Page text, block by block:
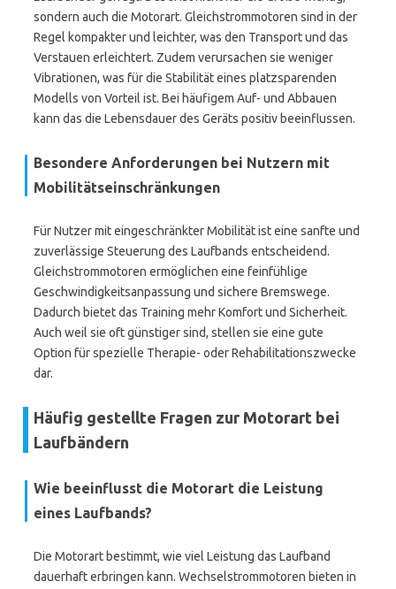
sondern auch die Motorart. Gleichstrommotoren sind in der
Regel kompakter und leichter, was den Transport und das
Verstauen erleichtert. Zudem verursachen sie weniger
Vibrationen, was für die Stabilität eines platzsparenden
Modells von Vorteil ist. Bei häufigem Auf- und Abbauen
kann das die Lebensdauer des Geräts positiv beeinflussen.
Besondere Anforderungen bei Nutzern mit
Mobilitätseinschränkungen
Für Nutzer mit eingeschränkter Mobilität ist eine sanfte und
zuverlässige Steuerung des Laufbands entscheidend.
Gleichstrommotoren ermöglichen eine feinfühlige
Geschwindigkeitsanpassung und sichere Bremswege.
Dadurch bietet das Training mehr Komfort und Sicherheit.
Auch weil sie oft günstiger sind, stellen sie eine gute
Option für spezielle Therapie- oder Rehabilitationszwecke
dar.
Häufig gestellte Fragen zur Motorart bei
Laufbändern
Wie beeinflusst die Motorart die Leistung
eines Laufbands?
Die Motorart bestimmt, wie viel Leistung das Laufband
dauerhaft erbringen kann. Wechselstrommotoren bieten in